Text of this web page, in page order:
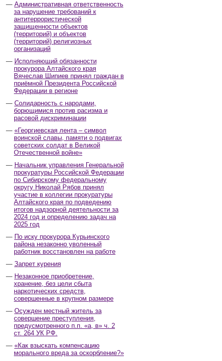
Административная ответственность
за нарушение требований к
антитеррористической
защищенности объектов
(территорий) и объектов
(территорий) религиозных
организаций
Исполняющий обязанности
прокурора Алтайского края
Вячеслав Шипиев принял граждан в
приёмной Президента Российской
Федерации в регионе
Солидарность с народами,
борющимися против расизма и
расовой дискриминации
«Георгиевская лента – символ
воинской славы, памяти о подвигах
советских солдат в Великой
Отечественной войне»
Начальник управления Генеральной
прокуратуры Российской Федерации
по Сибирскому федеральному
округу Николай Рябов принял
участие в коллегии прокуратуры
Алтайского края по подведению
итогов надзорной деятельности за
2024 год и определению задач на
2025 год
По иску прокурора Курьинского
района незаконно уволенный
работник восстановлен на работе
Запрет курения
Незаконное приобретение,
хранение, без цели сбыта
наркотических средств,
совершенные в крупном размере
Осужден местный житель за
совершение преступления,
предусмотренного п.п. «а, в» ч. 2
ст. 264 УК РФ.
«Как взыскать компенсацию
морального вреда за оскорбление?»